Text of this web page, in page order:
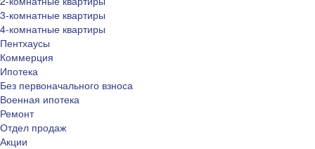
3-комнатные квартиры
4-комнатные квартиры
Пентхаусы
Коммерция
Ипотека
Без первоначального взноса
Военная ипотека
Ремонт
Отдел продаж
Акции